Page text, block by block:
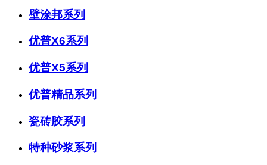
壁涂邦系列
优普X6系列
优普X5系列
优普精品系列
瓷砖胶系列
特种砂浆系列